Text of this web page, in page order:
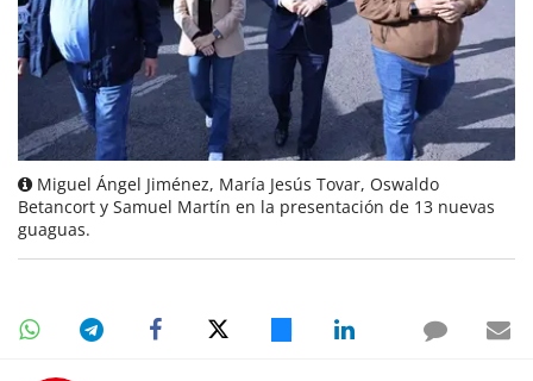
Miguel Ángel Jiménez, María Jesús Tovar, Oswaldo
Betancort y Samuel Martín en la presentación de 13 nuevas
guaguas.